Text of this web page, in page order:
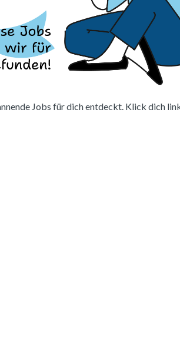
Jobs für dich entdeckt. Klick dich